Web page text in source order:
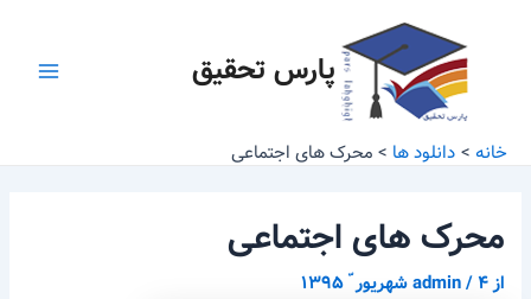
پارس تحقیق
خانه دانلود ها محرک های اجتماعی
محرک های اجتماعی
از admin/۴ شهریور ّ ۱۳۹۵